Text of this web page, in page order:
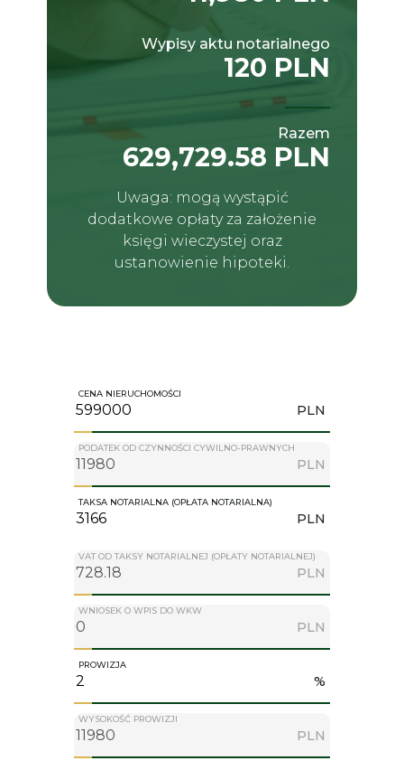
Wypisy aktu notarialnego
120 PLN
Razem
629,729.58 PLN
Uwaga: mogą wystąpić
dodatkowe opłaty za założenie
księgi wieczystej oraz
ustanowienie hipoteki.
CENA NIERUCHOMOŚCI
PLN
PODATEK OD CZYNNOŚCI CYWILNO-PRAWNYCH
PLN
TAKSA NOTARIALNA (OPŁATA NOTARIALNA)
PLN
VAT OD TAKSY NOTARIALNEJ (OPŁATY NOTARIALNEJ)
PLN
WNIOSEK O WPIS DO WKW
PLN
PROWIZJA
%
WYSOKOŚĆ PROWIZJI
PLN